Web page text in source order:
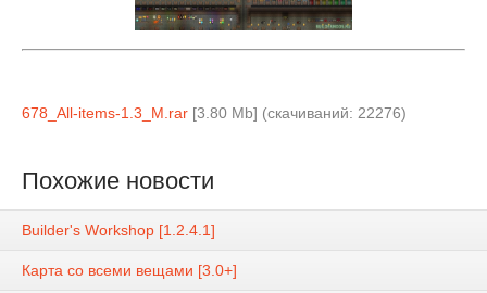
678_All-items-1.3_M.rar [3.80 Mb] (cкачиваний: 22276)
Похожие новости
Builder's Workshop [1.2.4.1]
Карта со всеми вещами [3.0+]